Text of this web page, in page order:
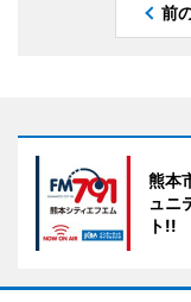
前
熊本
ュニ
ト!!